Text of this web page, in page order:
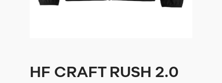
HF CRAFT RUSH 2.0